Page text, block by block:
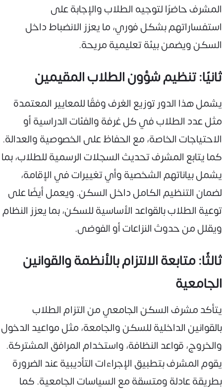
المشرف حاضرًا لتوجيه الطلاب والإجابة على
استفساراتهم بشكل فوري، ما يعزز الانضباط داخل
السكن ويضمن بيئة تعليمية مريحة.
ثانيًا: تنظيم شؤون الطلاب المقيمين
يشمل هذا الدور توزيع الغرف وفقًا للمعايير المعتمدة
مثل عدد الطلاب في كل غرفة والفئات الدراسية أو
الاحتياجات الخاصة، مع الحفاظ على الخصوصية والعدالة.
كما يتابع المشرف تحديث السجلات الرسمية للطلاب، بما
يشمل بياناتهم الشخصية وأي تغييرات في الإقامة،
لضمان التنظيم الكامل داخل السكن. ويعمل أيضًا على
توعية الطلاب بالقواعد الأساسية للسكن، بما يعزز النظام
ويقلل من حدوث النزاعات أو الفوضى.
ثالثًا: متابعة الالتزام بالأنظمة والقوانين
الجامعية
يتأكد مشرف السكن الجامعي من التزام الطلاب
بالقوانين الداخلية للسكن والجامعة، مثل مواعيد الدخول
والخروج، قواعد النظافة، واستخدام المرافق المشتركة.
يقوم المشرف بتطبيق الإجراءات التأديبية عند الضرورة
بطريقة عادلة ومتسقة مع السياسات الجامعية. كما